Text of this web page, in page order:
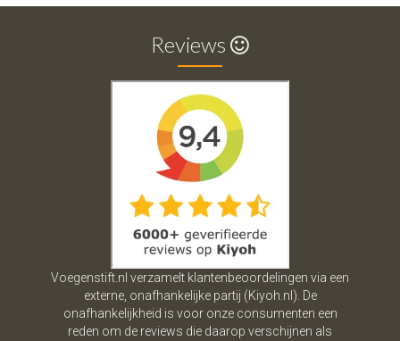
Reviews
Voegenstift.nl verzamelt klantenbeoordelingen via een
externe, onafhankelijke partij (Kiyoh.nl). De
onafhankelijkheid is voor onze consumenten een
reden om de reviews die daarop verschijnen als